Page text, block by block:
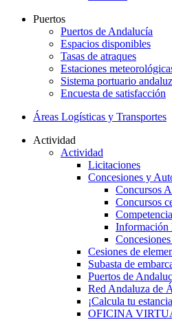
Puertos
Puertos de Andalucía
Espacios disponibles
Tasas de atraques
Estaciones
Sistema portuario andaluz
Encuesta de satisfacción
Áreas Logísticas y Transportes
Actividad
Actividad
Licitaciones
Concesiones y
Concursos
Concursos
Información
Cesiones de
Subasta de
Puertos de
Red Andaluza de
¡Calcula tu
OFICINA